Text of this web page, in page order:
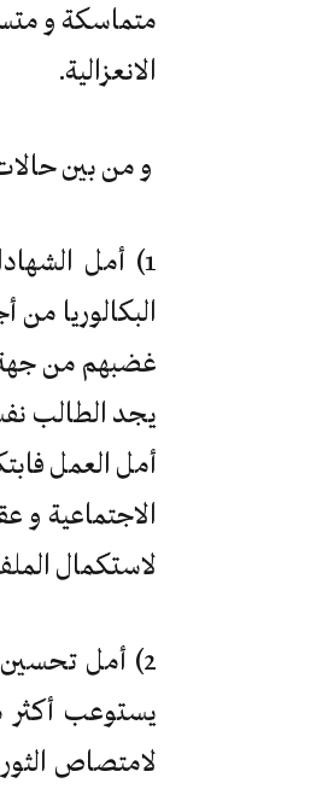
متماسكة و
الانعزالية.
و من بين
1) أمل
البكالوريا
غضبهم من جهة
يجد الطالب
أمل العمل
الاجتماعية و
لاستكمال
2) أمل
يستوعب أكثر
لامتصاص